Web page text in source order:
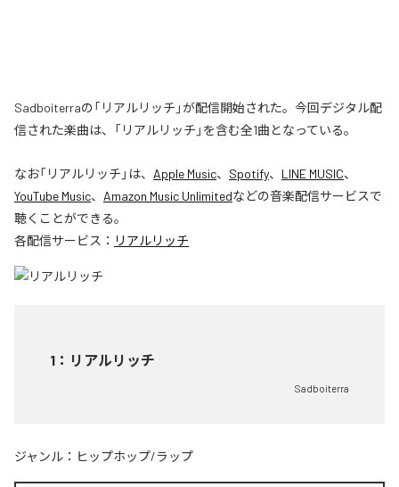
Sadboiterraの「リアルリッチ」が配信開始された。今回デジタル配
信された楽曲は、「リアルリッチ」を含む全1曲となっている。
なお「リアルリッチ 」は、 Apple Music、 Spotify、 LINE MUSIC、
YouTube Music、 Amazon Music Unlimitedなどの音楽配信サービスで
聴くことができる。
各配信サービス： リアルリッチ
1 ： リアルリッチ
Sadboiterra
ジャンル： ヒップホップ/ラップ